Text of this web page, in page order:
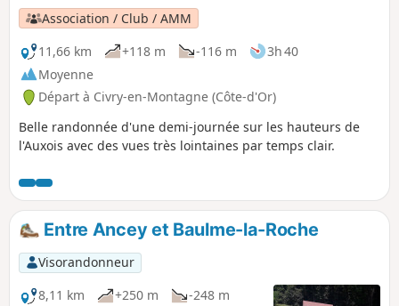
Association / Club / AMM
11,66 km
+118 m -116 m
3h 40
Moyenne
Départ à Civry-en-Montagne (Côte-d'Or)
Belle randonnée d'une demi-journée sur les hauteurs de
l'Auxois avec des vues très lointaines par temps clair.
Entre Ancey et Baulme-la-Roche
Visorandonneur
8,11 km
+250 m
-248 m